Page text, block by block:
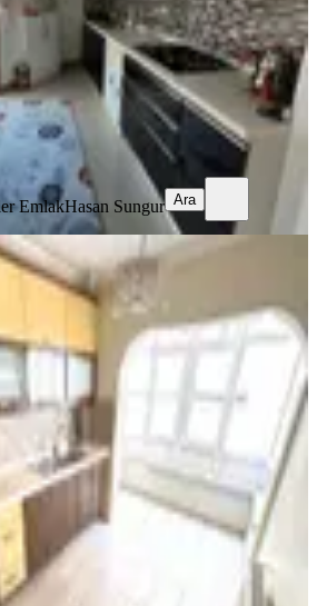
EmlakHasan Sungur Ara
Üzeri Hastane Yakını Katta
Prıme Ofıs'ten
Ayvalı Mahallesi
120 m² ·12.07.2026
₺35.500 ₺
ZEYNEP ÇITAK